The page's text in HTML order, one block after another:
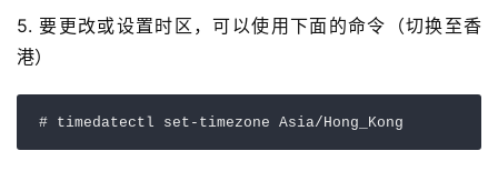
5. 要更改或设置时区，可以使用下面的命令（切换至香
港）
# timedatectl set-timezone Asia/Hong_Kong